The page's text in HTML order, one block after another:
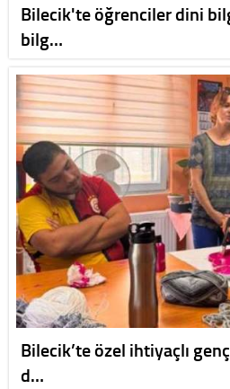
Bilecik'te öğrenciler dini
bilg…
Bilecik’te özel ihtiyaçlı
d…